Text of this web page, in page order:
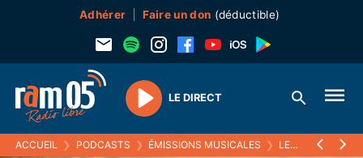
Adhérer Faire un don (déductible)
Play
LE DIRECT
ACCUEIL ❯ PODCASTS ❯ ÉMISSIONS MUSICALES ❯ LE RETOUR DU RAP FRANÇAIS